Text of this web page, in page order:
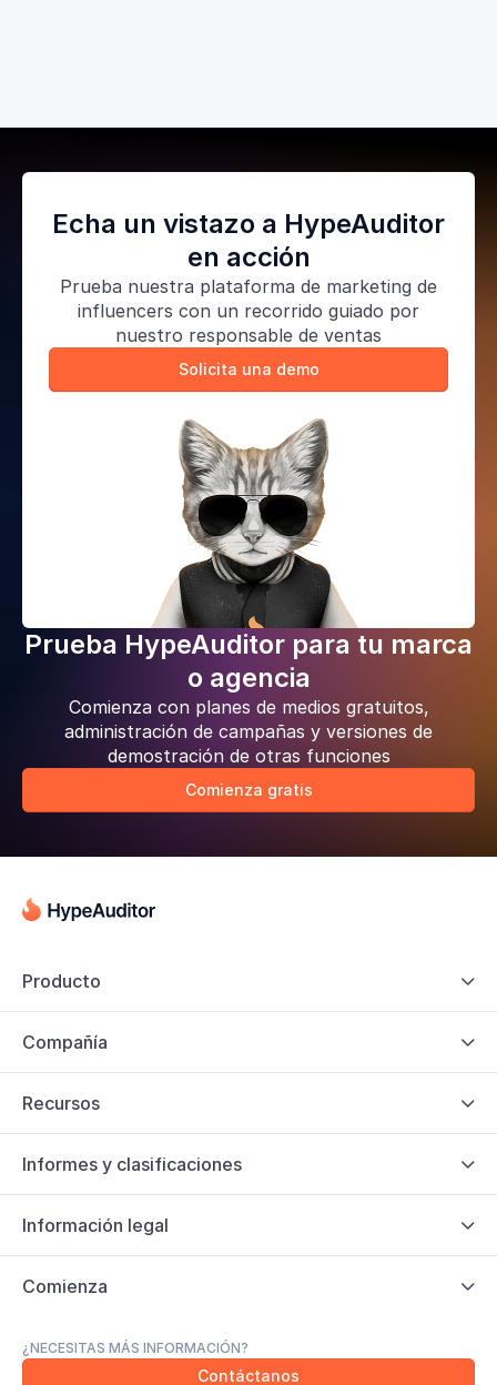
Echa un vistazo a HypeAuditor
en acción
Prueba nuestra plataforma de marketing de
influencers con un recorrido guiado por
nuestro responsable de ventas
Solicita una demo
Prueba HypeAuditor para tu marca
o agencia
Comienza con planes de medios gratuitos,
administración de campañas y versiones de
demostración de otras funciones
Comienza gratis
¿NECESITAS MÁS INFORMACIÓN?
Contáctanos
Producto 
Compañía 
Recursos 
Informes y clasificaciones 
Información legal 
Comienza 